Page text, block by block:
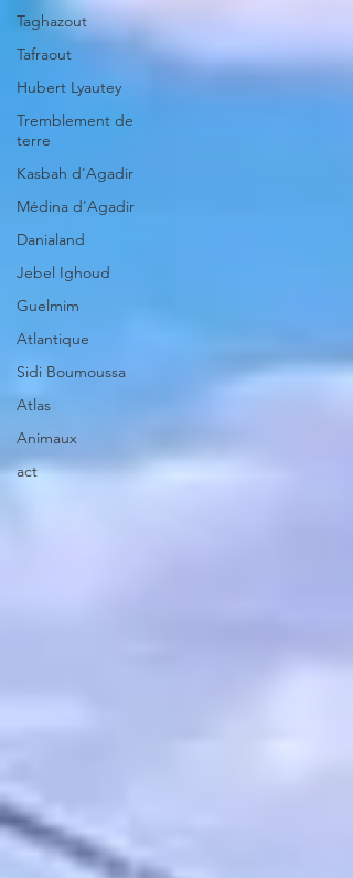
Taghazout
Tafraout
Hubert Lyautey
Tremblement de
terre
Kasbah d'Agadir
Médina d'Agadir
Danialand
Jebel Ighoud
Guelmim
Atlantique
Sidi Boumoussa
Atlas
Animaux
act